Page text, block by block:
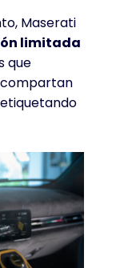
Maserati
limitada
que